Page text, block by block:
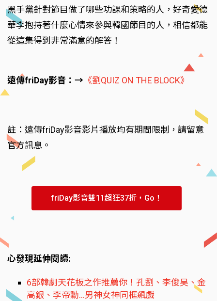
黑手黨針對節目做了哪些功課和策略的人，好奇愛德
華李抱持著什麼心情來參與韓國節目的人，相信都能
從這集得到非常滿意的解答！
遠傳friDay影音：→ 《劉QUIZ ON THE BLOCK》
註：遠傳friDay影音影片播放均有期間限制，請留意
官方訊息。
friDay影音雙11超狂37折，Go！
心發現延伸閱讀:
6部韓劇天花板之作推薦你！孔劉、李俊昊、金
高銀、李帝勳...男神女神同框飆戲